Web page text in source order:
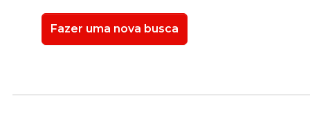
Fazer uma nova busca